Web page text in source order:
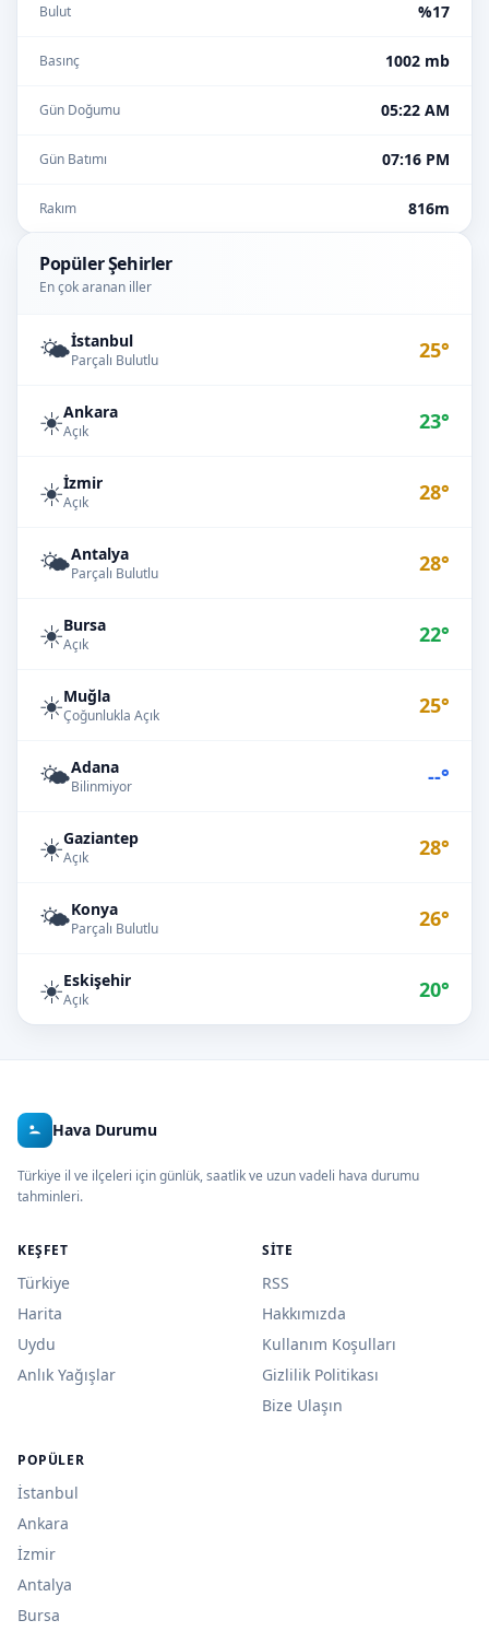
Bulut %17
Basınç 1002 mb
Gün Doğumu 05:22 AM
Gün Batımı 07:16 PM
Rakım 816m
Popüler Şehirler
En çok aranan iller
🌤️İstanbul
Parçalı Bulutlu 25°
☀️Ankara
Açık 23°
☀️İzmir
Açık 28°
🌤️Antalya
Parçalı Bulutlu 28°
☀️Bursa
Açık 22°
☀️Muğla
Çoğunlukla Açık 25°
🌤️Adana
Bilinmiyor --°
☀️Gaziantep
Açık 28°
🌤️Konya
Parçalı Bulutlu 26°
☀️Eskişehir
Açık 20°
Hava Durumu
Türkiye il ve ilçeleri için günlük, saatlik ve uzun vadeli hava durumu
tahminleri.
KEŞFET
Türkiye
Harita
Uydu
Anlık Yağışlar
SITE
RSS
Hakkımızda
Kullanım Koşulları
Gizlilik Politikası
Bize Ulaşın
POPÜLER
İstanbul
Ankara
İzmir
Antalya
Bursa